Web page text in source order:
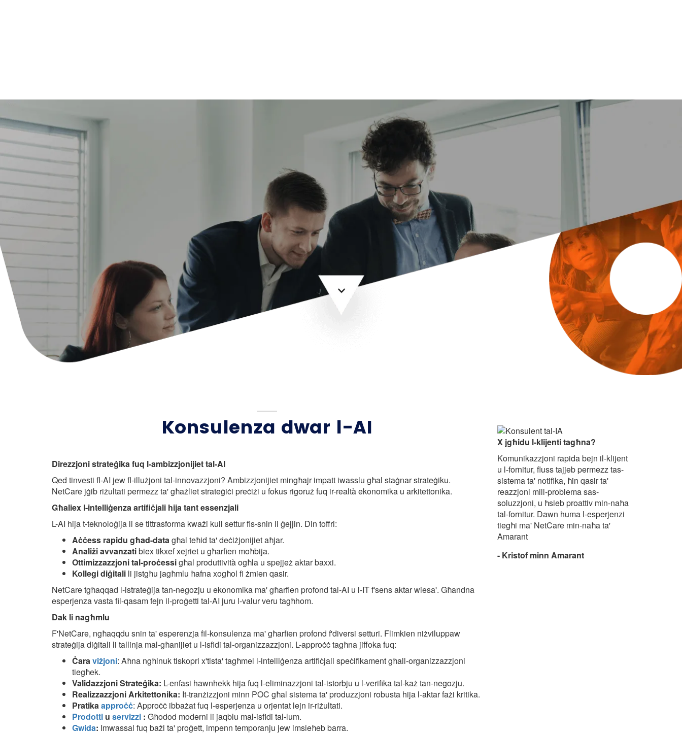
Konsulenza dwar l-AI
Direzzjoni strateġika fuq l-ambizzjonijiet tal-AI
Qed tinvesti fl-AI jew fl-illużjoni tal-innovazzjoni? Ambizzjonijiet mingħajr impatt iwasslu għal staġnar strateġiku.
NetCare jġib riżultati permezz ta' għażliet strateġiċi preċiżi u fokus rigoruż fuq ir-realtà ekonomika u arkitettonika.
Għaliex l-intelliġenza artifiċjali hija tant essenzjali
L-AI hija t-teknoloġija li se tittrasforma kważi kull settur fis-snin li ġejjin. Din toffri:
Aċċess rapidu għad-data għal teħid ta' deċiżjonijiet aħjar.
Analiżi avvanzatibiex tikxef xejriet u għarfien moħbija.
Ottimizzazzjoni tal-proċessigħal produttività ogħla u spejjeż aktar baxxi.
Kollegi diġitali li jistgħu jagħmlu ħafna xogħol fi żmien qasir.
NetCare tgħaqqad l-istrateġija tan-negozju u ekonomika ma' għarfien profond tal-AI u l-IT f'sens aktar wiesa'. Għandna
esperjenza vasta fil-qasam fejn il-proġetti tal-AI juru l-valur veru tagħhom.
Dak li nagħmlu
F'NetCare, ngħaqqdu snin ta' esperenzja fil-konsulenza ma' għarfien profond f'diversi setturi. Flimkien niżviluppaw
strateġija diġitali li tallinja mal-għanijiet u l-isfidi tal-organizzazzjoni. L-approċċ tagħna jiffoka fuq:
Ċara viżjoni: Aħna ngħinuk tiskopri x'tista' tagħmel l-intelliġenza artifiċjali speċifikament għall-organizzazzjoni
tiegħek.
Validazzjoni Strateġika: L-enfasi hawnhekk hija fuq l-eliminazzjoni tal-istorbju u l-verifika tal-każ tan-negozju.
Realizzazzjoni Arkitettonika: It-tranżizzjoni minn POC għal sistema ta' produzzjoni robusta hija l-aktar fażi kritika.
Pratika approċċ: Approċċ ibbażat fuq l-esperjenza u orjentat lejn ir-riżultati.
Prodotti u servizzi : Għodod moderni li jaqblu mal-isfidi tal-lum.
Gwida: Imwassal fuq bażi ta' proġett, impenn temporanju jew imsieħeb barra.
X jgħidu l-klijenti tagħna?
Komunikazzjoni rapida bejn il-klijent
u l-fornitur, fluss tajjeb permezz tas-
sistema ta' notifika, ħin qasir ta'
reazzjoni mill-problema sas-
soluzzjoni, u ħsieb proattiv min-naħa
tal-fornitur. Dawn huma l-esperjenzi
tiegħi ma' NetCare min-naħa ta'
Amarant
- Kristof minn Amarant